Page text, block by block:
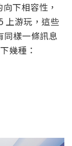
下相容性，
上游玩，這些
樣一條訊息
幾種：